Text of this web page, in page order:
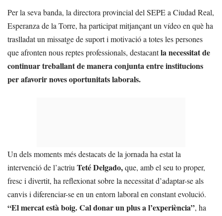
Per la seva banda, la directora provincial del SEPE a Ciudad Real,
Esperanza de la Torre, ha participat mitjançant un vídeo en què ha
traslladat un missatge de suport i motivació a totes les persones
que afronten nous reptes professionals, destacantla necessitat de
continuar treballant de manera conjunta entre institucions
per afavorir noves oportunitats laborals.
Un dels moments més destacats de la jornada ha estat la
intervenció de l’actriuTeté Delgado,que, amb el seu to proper,
fresc i divertit, ha reflexionat sobre la necessitat d’adaptar-se als
canvis i diferenciar-se en un entorn laboral en constant evolució.
“El mercat està boig. Cal donar un plus a l’experiència”, ha